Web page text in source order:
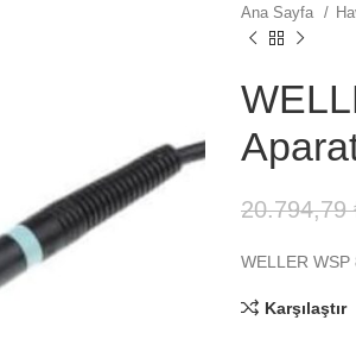
Ana Sayfa
20.794,79
WELLER WSP
Karşılaştır